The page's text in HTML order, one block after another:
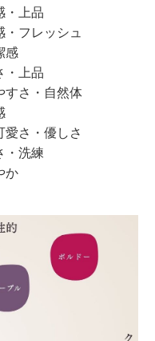
・上品
フレッシュ
感
・上品
すさ・自然体
愛さ・優しさ
・洗練
か